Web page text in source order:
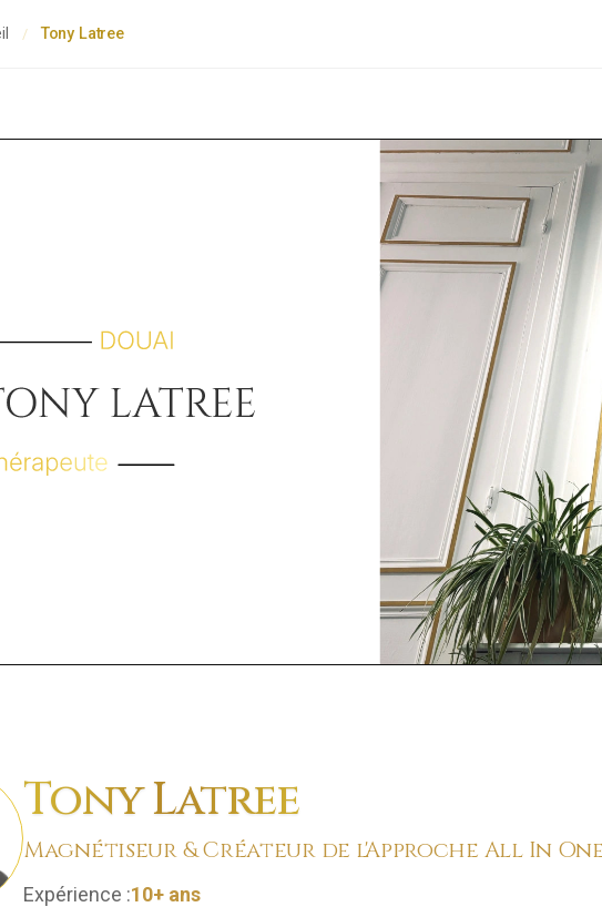
/ Tony Latree
Tony Latree
Magnétiseur & Créateur de l'Approche All In
Expérience :10+ ans